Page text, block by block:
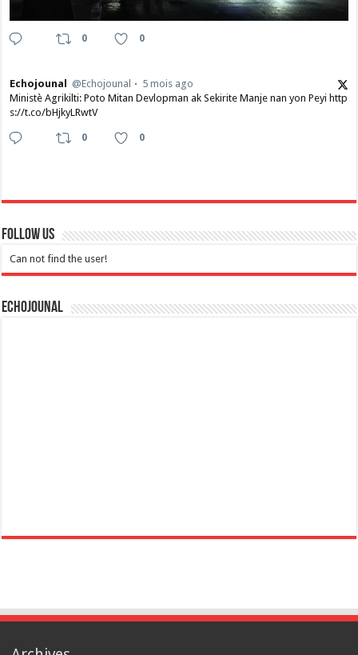
0 0
Echojounal @Echojounal
5 mois ago
Ministè Agrikilti: Poto Mitan Devlopman ak Sekirite Manje nan yon Peyi http
s://t.co/bHjkyLRwtV
0 0
Follow Us
Can not find the user!
Echojounal